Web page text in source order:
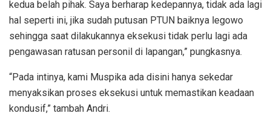
kedua belah pihak. Saya berharap kedepannya, tidak ada lagi
hal seperti ini, jika sudah putusan PTUN baiknya legowo
sehingga saat dilakukannya eksekusi tidak perlu lagi ada
pengawasan ratusan personil di lapangan,” pungkasnya.
“Pada intinya, kami Muspika ada disini hanya sekedar
menyaksikan proses eksekusi untuk memastikan keadaan
kondusif,” tambah Andri.